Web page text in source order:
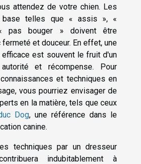
attendez de votre chien. Les
base telles que « assis », «
pas bouger » doivent être
et douceur. En effet, une
efficace est souvent le fruit d'un
et récompense. Pour
et techniques en
vous pourriez envisager de
en la matière, tels que ceux
Dog, une référence dans le
canine.
techniques par un dresseur
indubitablement à